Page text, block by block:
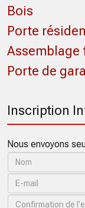
Bois
Porte
Assemblage
Porte de
Inscription
Nous envoyons